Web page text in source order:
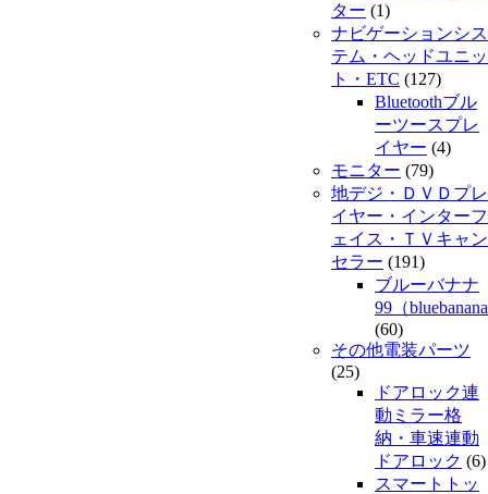
ター (1)
ナビゲーションシス
テム・ヘッドユニッ
ト・ETC (127)
Bluetoothブル
ーツースプレ
イヤー (4)
モニター (79)
地デジ・ＤＶＤプレ
イヤー・インターフ
ェイス・ＴＶキャン
セラー (191)
ブルーバナナ
99（
(60)
その他電装パーツ
(25)
ドアロック連
動ミラー格
納・車速連動
ドアロック (6)
スマートトッ